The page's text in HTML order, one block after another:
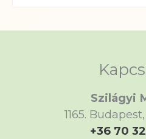
Szilágyi
1165.
+36 70